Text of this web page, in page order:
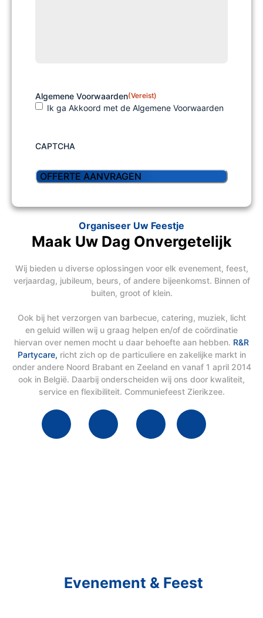
Algemene Voorwaarden(Vereist)
Ik ga Akkoord met de Algemene Voorwaarden
CAPTCHA
Organiseer Uw Feestje
Maak Uw Dag Onvergetelijk
Wij bieden u diverse oplossingen voor elk evenement, feest,
verjaardag, jubileum, beurs, of andere bijeenkomst. Binnen of
buiten, groot of klein.
Ook bij het verzorgen van barbecue, catering, muziek, licht
en geluid willen wij u graag helpen en/of de coördinatie
hiervan over nemen mocht u daar behoefte aan hebben. R&R
Partycare, richt zich op de particuliere en zakelijke markt in
onder andere Noord Brabant en Zeeland en vanaf 1 april 2014
ook in België. Daarbij onderscheiden wij ons door kwaliteit,
service en flexibiliteit. Communiefeest Zierikzee.
Evenement & Feest